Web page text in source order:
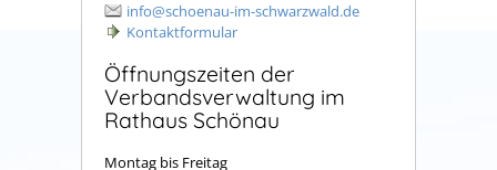
info@schoenau-im-schwarzwald.de
Kontaktformular
Öffnungszeiten der
Verbandsverwaltung im
Rathaus Schönau
Montag bis Freitag